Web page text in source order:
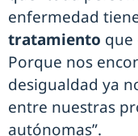
enfermedad
tratamiento que
Porque nos
desigualdad ya
entre nuestras
autónomas”.